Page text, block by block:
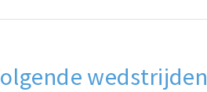
wedstrijden